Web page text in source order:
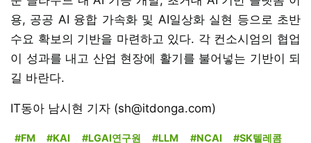
용, 공공 AI 융합 가속화 및 AI일상화 실현 등으로 초반
수요 확보의 기반을 마련하고 있다. 각 컨소시엄의 협업
이 성과를 내고 산업 현장에 활기를 불어넣는 기반이 되
길 바란다.
IT동아 남시현 기자 (sh@itdonga.com)
#FM #KAI #LGAI연구원 #LLM #NCAI
#SK텔레콤